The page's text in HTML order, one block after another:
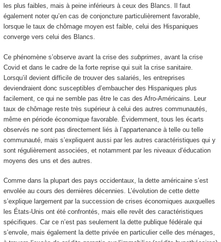
les plus faibles, mais à peine inférieurs à ceux des Blancs. Il faut
également noter qu’en cas de conjoncture particulièrement favorable,
lorsque le taux de chômage moyen est faible, celui des Hispaniques
converge vers celui des Blancs.
Ce phénomène s’observe avant la crise des subprimes , avant la crise
Covid et dans le cadre de la forte reprise qui suit la crise sanitaire.
Lorsqu’il devient difficile de trouver des salariés, les entreprises
deviendraient donc susceptibles d’embaucher des Hispaniques plus
facilement, ce qui ne semble pas être le cas des Afro-Américains. Leur
taux de chômage reste très supérieur à celui des autres communautés,
même en période économique favorable. Évidemment, tous les écarts
observés ne sont pas directement liés à l’appartenance à telle ou telle
communauté, mais s’expliquent aussi par les autres caractéristiques qui y
sont régulièrement associées, et notamment par les niveaux d’éducation
moyens des uns et des autres.
Comme dans la plupart des pays occidentaux, la dette américaine s’est
envolée au cours des dernières décennies. L’évolution de cette dette
s’explique largement par la succession de crises économiques auxquelles
les États-Unis ont été confrontés, mais elle revêt des caractéristiques
spécifiques. Car ce n’est pas seulement la dette publique fédérale qui
s’envole, mais également la dette privée en particulier celle des ménages,